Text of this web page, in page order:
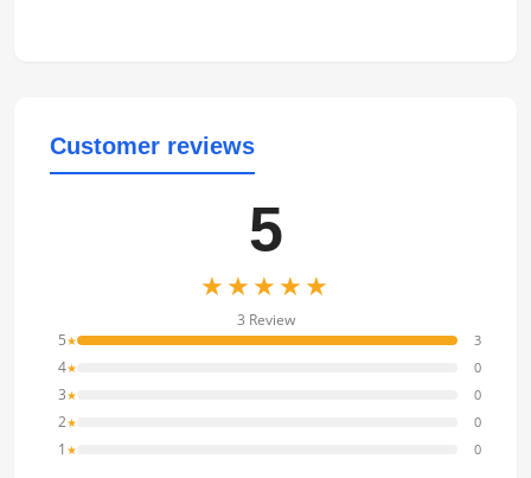
Customer reviews
5
★★★★★
3 Review
5★ 3
4★ 0
3★ 0
2★ 0
1 ★ 0